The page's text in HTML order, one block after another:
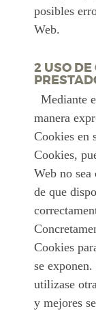
posibles
Web.
2 USO DE
Mediante
manera
Cookies en
Cookies,
Web no
de que
Cookies
se
utilizase
y mejores